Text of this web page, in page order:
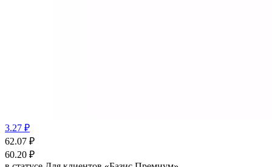
3.27 ₽
62.07 ₽
60.20 ₽